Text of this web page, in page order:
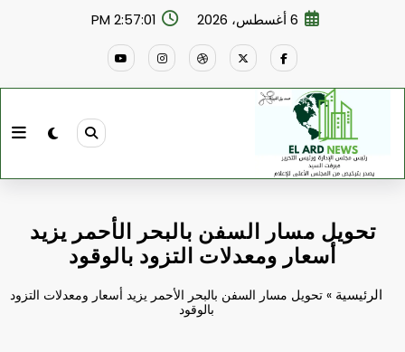
6 أغسطس، 2026 2:57:02 PM
تحويل مسار السفن بالبحر الأحمر يزيد
أسعار ومعدلات التزود بالوقود
الرئيسية » تحويل مسار السفن بالبحر الأحمر يزيد أسعار ومعدلات التزود
بالوقود